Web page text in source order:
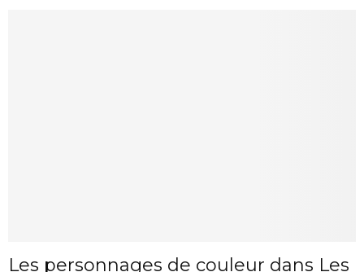
Les personnages de couleur dans Les